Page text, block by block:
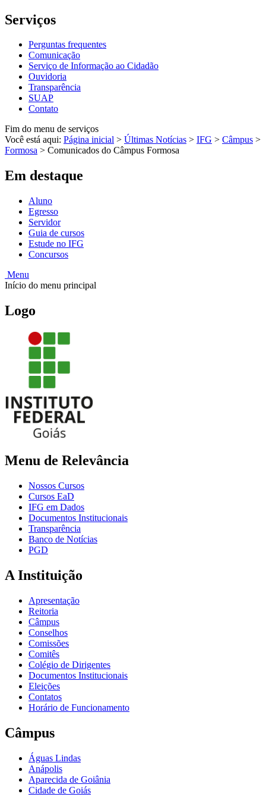
Serviços
Perguntas frequentes
Comunicação
Serviço de Informação ao Cidadão
Ouvidoria
Transparência
SUAP
Contato
Fim do menu de serviços
Você está aqui: Página inicial > Últimas Notícias > IFG > Câmpus >
Formosa > Comunicados do Câmpus Formosa
Em destaque
Aluno
Egresso
Servidor
Guia de cursos
Estude no IFG
Concursos
Menu
Início do menu principal
Logo
Menu de Relevância
Nossos Cursos
Cursos EaD
IFG em Dados
Documentos Institucionais
Transparência
Banco de Notícias
PGD
A Instituição
Apresentação
Reitoria
Câmpus
Conselhos
Comissões
Comitês
Colégio de Dirigentes
Documentos Institucionais
Eleições
Contatos
Horário de Funcionamento
Câmpus
Águas Lindas
Anápolis
Aparecida de Goiânia
Cidade de Goiás